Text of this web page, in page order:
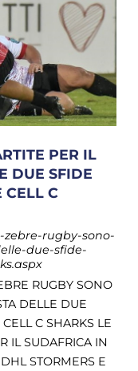
PER IL
DUE SFIDE
CELL C
rugby-sono-
due-sfide-
RUGBY SONO
DELLE DUE
C SHARKS LE
IL SUDAFRICA IN
STORMERS E